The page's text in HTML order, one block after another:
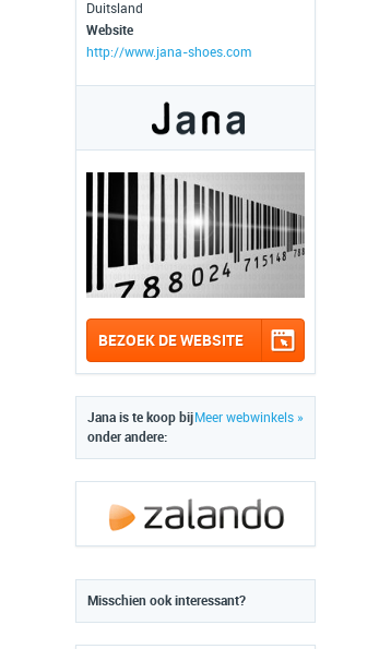
Duitsland
Website
http://www.jana-shoes.com
BEZOEK DE WEBSITE
Meer webwinkels »
Jana is te koop bij
onder andere:
Misschien ook interessant?